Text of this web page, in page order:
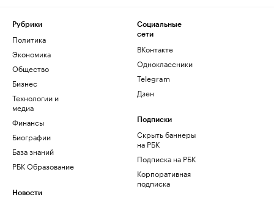
Рубрики
Политика
Экономика
Общество
Бизнес
Технологии и
медиа
Финансы
Биографии
База знаний
РБК Образование
Новости
Социальные
сети
ВКонтакте
Одноклассники
Telegram
Дзен
Подписки
Скрыть баннеры
на РБК
Подписка на РБК
Корпоративная
подписка